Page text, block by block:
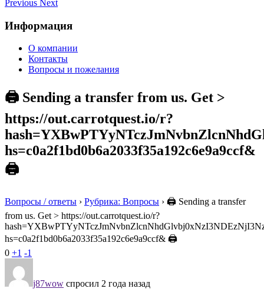
Previous Next
Информация
О компании
Контакты
Вопросы и пожелания
🖨 Sending a transfer from us. Get >
https://out.carrotquest.io/r?
hs=c0a2f1bd0b6a2033f35a192c6e9a9ccf&
🖨
Вопросы / ответы › Рубрика: Вопросы › 🖨 Sending a transfer
from us. Get > https://out.carrotquest.io/r?
hs=c0a2f1bd0b6a2033f35a192c6e9a9ccf& 🖨
0 +1 -1
j87wow спросил 2 года назад